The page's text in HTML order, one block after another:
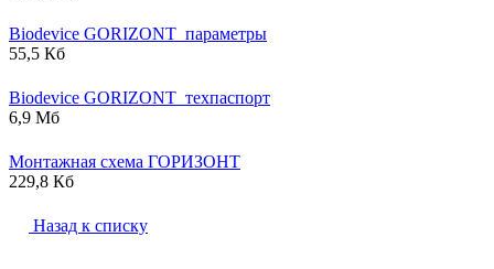
Biodevice GORIZONT_параметры
55,5 Кб
Biodevice GORIZONT_техпаспорт
6,9 Мб
Монтажная схема ГОРИЗОНТ
229,8 Кб
Назад к списку